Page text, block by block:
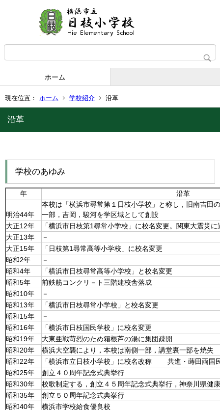
ホーム
現在位置： ホーム 学校紹介 沿革
沿革
学校のあゆみ
年 沿革
明治44年
本校は「横浜市尋常第１日枝小学校」と称し，旧南吉田
一部，吉岡，駿河を学区域として創設
大正12年
「横浜市日枝第1尋常小学校」に校名変更。関東大震災
大正13年
－
大正15年
「日枝第1尋常高等小学校」に校名変更
昭和2年
－
昭和4年
「横浜市日枝尋常高等小学校」と校名変更
昭和5年
前鉄筋コンクリ－ト三階建校舎落成
昭和10年
－
昭和13年
「横浜市日枝尋常小学校」と校名変更
昭和15年
－
昭和16年
「横浜市日枝国民学校」に校名変更
昭和19年
大東亜戦苛烈のため箱根芦の湯に集団疎開
昭和20年
横浜大空襲により，本校は南側一部，講堂裏一部を焼失
昭和22年
「横浜市立日枝小学校」に校名改称 共進・蒔田両国
昭和25年
創立４０周年記念式典挙行
昭和30年
校歌制定する，創立４５周年記念式典挙行，神奈川県健
昭和35年
創立５０周年記念式典挙行
昭和40年
横浜市学校給食優良校